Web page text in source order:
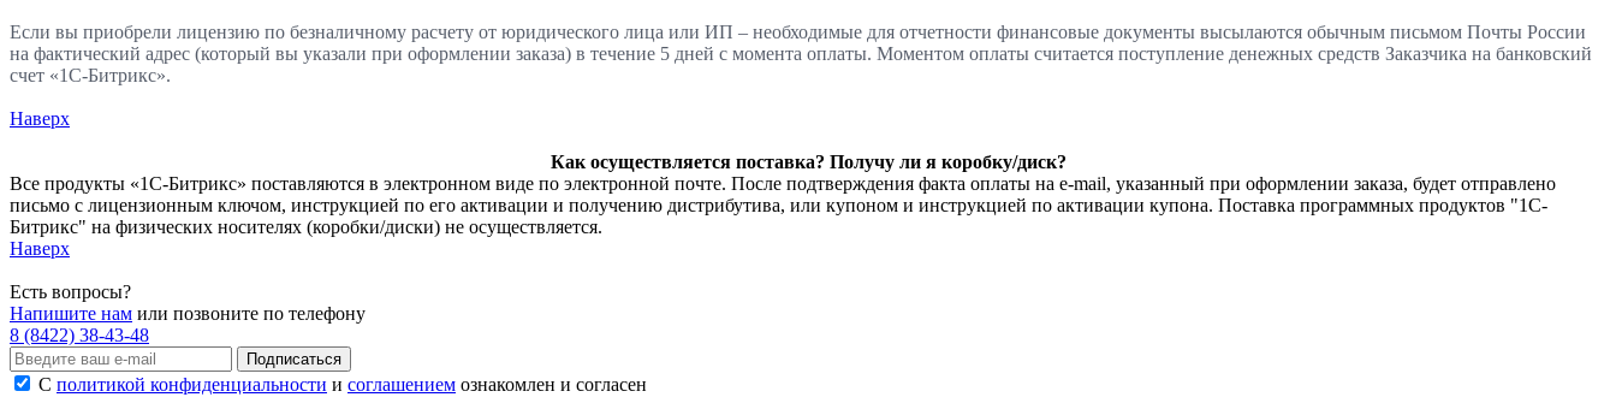
Если вы приобрели лицензию по безналичному расчету от юридического лица или ИП – необходимые для отчетности финансовые документы высылаются обычным письмом Почты России
на фактический адрес (который вы указали при оформлении заказа) в течение 5 дней с момента оплаты. Моментом оплаты считается поступление денежных средств Заказчика на банковский
счет «1С-Битрикс».
Наверх
Как осуществляется поставка? Получу ли я коробку/диск?
Все продукты «1С-Битрикс» поставляются в электронном виде по электронной почте. После подтверждения факта оплаты на e-mail, указанный при оформлении заказа, будет отправлено
письмо с лицензионным ключом, инструкцией по его активации и получению дистрибутива, или купоном и инструкцией по активации купона. Поставка программных продуктов "1С-
Битрикс" на физических носителях (коробки/диски) не осуществляется.
Наверх
Есть вопросы?
Напишите нам или позвоните по телефону
8 (8422) 38-43-48
Подписаться
С политикой конфиденциальности и соглашением ознакомлен и согласен